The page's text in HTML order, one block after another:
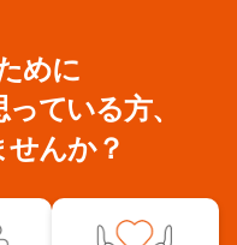
めに
ている方、
せんか？